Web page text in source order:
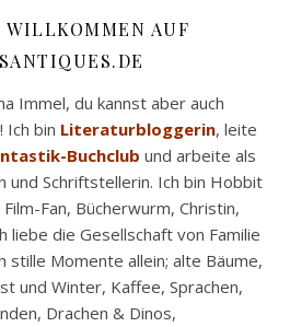
AUF
Immel, du kannst aber auch
Ich bin Literaturbloggerin, leite
Buchclub und arbeite als
und Schriftstellerin. Ich bin Hobbit
Fan, Bücherwurm, Christin,
liebe die Gesellschaft von Familie
stille Momente allein; alte Bäume,
und Winter, Kaffee, Sprachen,
Drachen & Dinos,